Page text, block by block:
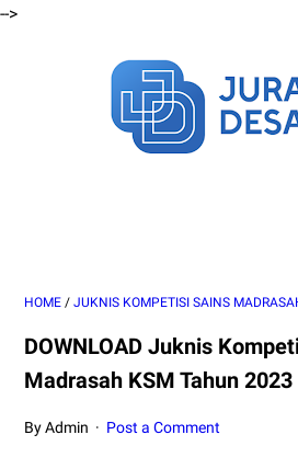
-->
HOME / JUKNIS KOMPETISI SAINS
DOWNLOAD Juknis
Madrasah KSM Tahun 2023
By Admin Post a Comment